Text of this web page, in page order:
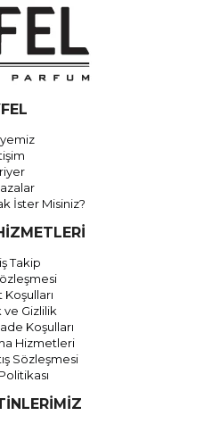
İster Misiniz?
Takip
Koşulları
ve Gizlilik
Koşulları
Hizmetleri
Sözleşmesi